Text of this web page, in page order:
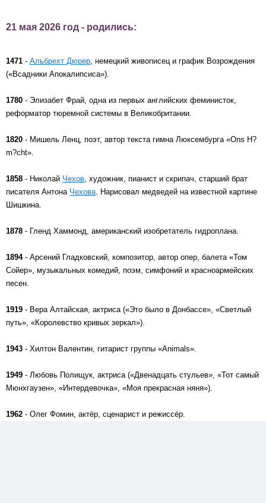
21 мая 2026 год - родились:
1471 - Альбрехт Дюрер , немецкий живописец и график Возрождения
(«Всадники Апокалипсиса»).
1780 - Элизабет Фрай, одна из первых английских феминисток,
реформатор тюремной системы в Великобритании.
1820 - Мишель Ленц, поэт, автор текста гимна Люксембурга «Ons H?
m?cht».
1858 - Николай Чехов , художник, пианист и скрипач, старший брат
писателя Антона Чеховa . Нарисовал медведей на известной картине
Шишкина.
1878 - Гленд Хаммонд, американский изобретатель гидроплана.
1894- Арсений Гладковский, композитор, автор опер, балета «Том
Сойер», музыкальных комедий, поэм, симфоний и красноармейских
песен.
1919 - Вера Алтайская, актриса («Это было в Донбассе», «Светлый
путь», «Королевство кривых зеркал»).
1943 - Хилтон Валентин, гитарист группы «Animals».
1949 - Любовь Полищук, актриса («Двенадцать стульев», «Тот самый
Мюнхгаузен», «Интердевочка», «Моя прекрасная няня»).
1962 - Олег Фомин, актёр, сценарист и режиссёр.